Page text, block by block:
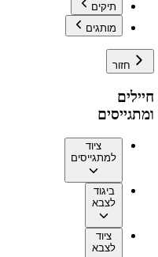
תיקים
מותגים
חזור
חיילים
ומתגייסים
ציוד
למתגייסים
ביגוד
לצבא
ציוד
לצבא